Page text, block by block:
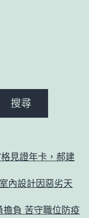
搜尋
見證年卡，郝建
內設計因惡劣天
負 苦守職位防疫